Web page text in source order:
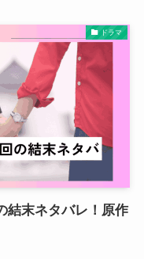
ドラマ
結末ネタバレ！原作